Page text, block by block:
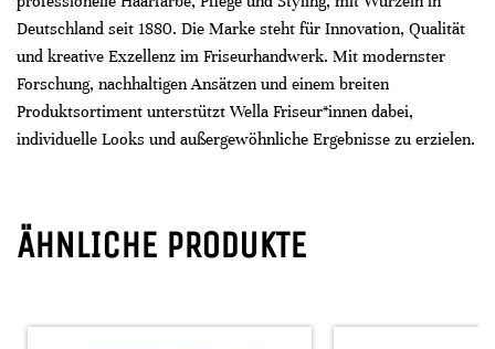
Deutschland seit 1880. Die Marke steht für Innovation, Qualität
und kreative Exzellenz im Friseurhandwerk. Mit modernster
Forschung, nachhaltigen Ansätzen und einem breiten
Produktsortiment unterstützt Wella Friseur*innen dabei,
individuelle Looks und außergewöhnliche Ergebnisse zu erzielen.
ÄHNLICHE PRODUKTE